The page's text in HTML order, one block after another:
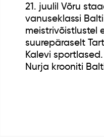
21. juulil Võru
vanuseklassi
meistrivõistlustel
suurepäraselt
Kalevi
Nurja krooniti